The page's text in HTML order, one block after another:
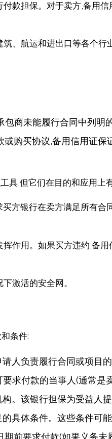
款担保。对于卖方,备用
、航运和进出口等各个
商未能履行合同中列明
购买协议,备用信用证保
具,但它们在目的和应用上
方银行在卖方满足所有
作用。如果买方违约,备
激活的安全网。
条件:
人负责履行合同或项目的
求付款的当事人(通常是
。该银行担保为受益人
具体条件。这些条件可